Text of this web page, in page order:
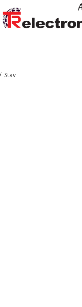
Stav